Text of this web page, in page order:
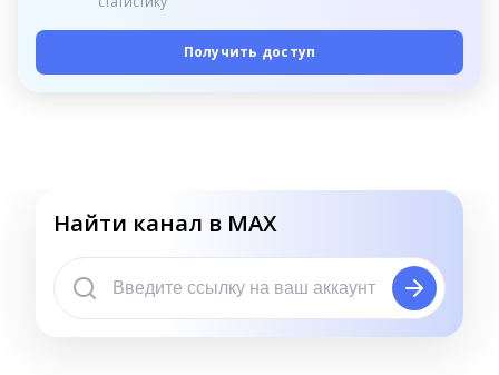
Получить доступ
Найти канал в MAX